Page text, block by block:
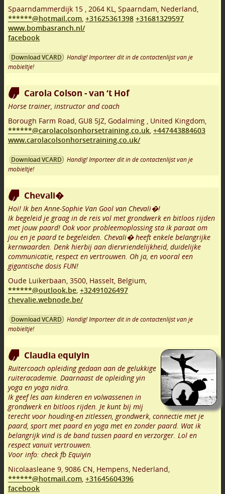
Spaarndammerdijk 15 , 2064 KL, Spaarndam, Nederland,
******@hotmail.com, +31625361398 +31681329597
www.bombasranch.nl/
facebook
Download VCARD
Handig! Importeer dit in de contactenlijst van je
mobieltje!
Carola Colson - van ‘t Hof
Horse trainer, instructor and coach
Borough Farm Road, GU8 5JZ, Godalming , United Kingdom,
******@carolacolsonhorsetraining.co.uk, +447443884603
www.carolacolsonhorsetraining.co.uk/
Download VCARD
Handig! Importeer dit in de contactenlijst van je
mobieltje!
Chevali�
Hoi! Ik ben Anne-Sophie Van Gool van Chevali�!
Ik begeleid je graag in de reis vol met grondwerk en bitloos rijden
met jouw paard! Ook voor probleemoplossing sta ik paraat om
jou en je paard te begeleiden. Chevali� heeft enkele belangrijke
kernwaarden. Denk hierbij aan diervriendelijkheid, duidelijke
communicatie, respect en vertrouwen. Oh ja, en vooral een
gigantische dosis FUN!
Oude Luikerbaan, 3500, Hasselt, Belgium,
******@outlook.be, +32491026497
chevalie.webnode.be/
Download VCARD
Handig! Importeer dit in de contactenlijst van je
mobieltje!
Claudia equiyin
Ruitercoach opleiding gedaan aan de gelukkige
ruiteracademie. Daarnaast de opleiding yin
yoga en yoga nidra.
Ik geef les aan kinderen en volwassenen in
grondwerk en bitloos rijden. Je kunt bij mij
terecht voor houding-en zitlessen, grondwerk, connectie met je
paard, sport met paard en yoga met en zonder paard. Wat ik
belangrijk vind is de band tussen paard en verzorger. Lol en
respect vanuit vertrouwen.
Voor info: check fb Equiyin
Nicolaasleane 9, 9086 CN, Hempens, Nederland,
******@hotmail.com, +31645604396
facebook